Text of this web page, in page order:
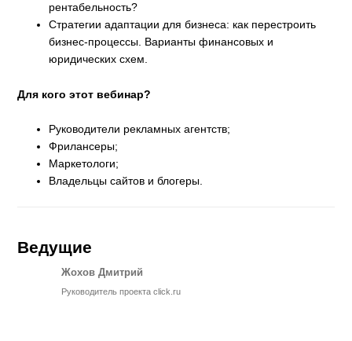
рентабельность?
Стратегии адаптации для бизнеса: как перестроить
бизнес-процессы. Варианты финансовых и
юридических схем.
Для кого этот вебинар?
Руководители рекламных агентств;
Фрилансеры;
Маркетологи;
Владельцы сайтов и блогеры.
Ведущие
Жохов Дмитрий
Руководитель проекта click.ru